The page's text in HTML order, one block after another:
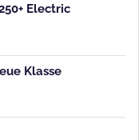
Electric
Klasse